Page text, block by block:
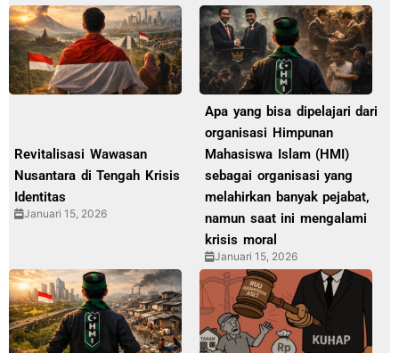
Revitalisasi Wawasan
Nusantara di Tengah Krisis
Identitas
Januari 15, 2026
Apa yang bisa dipelajari dari
organisasi Himpunan
Mahasiswa Islam (HMI)
sebagai organisasi yang
melahirkan banyak pejabat,
namun saat ini mengalami
krisis moral
Januari 15, 2026